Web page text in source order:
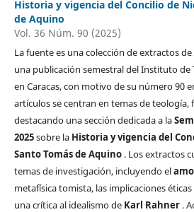
Historia y vigencia del Concilio de
de Aquino
Vol. 36 Núm. 90 (2025)
La fuente es una colección de extractos de
una publicación semestral del Instituto de
en Caracas, con motivo de su número 90
artículos se centran en temas de teología,
destacando una sección dedicada a la
2025sobre la Historia y vigencia del
Santo Tomás de Aquino. Los extractos
temas de investigación, incluyendo el
metafísica tomista, las implicaciones éticas
una crítica al idealismo de Karl Rahner.